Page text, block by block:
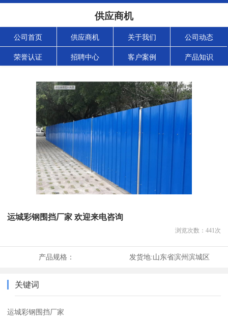
供应商机
公司首页 供应商机 关于我们 公司动态
荣誉认证 招聘中心 客户案例 产品知识
运城彩钢围挡厂家 欢迎来电咨询
浏览次数： 441次
产品规格： 发货地:山东省滨州滨城区
关键词
运城彩钢围挡厂家